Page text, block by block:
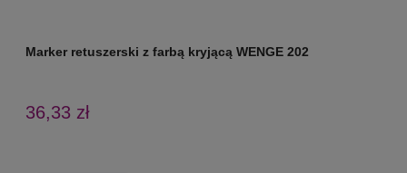
Marker retuszerski z farbą kryjącą WENGE 202
36,33 zł